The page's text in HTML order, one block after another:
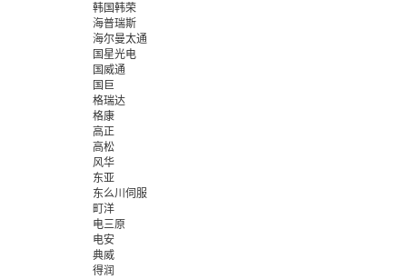
韩国韩荣
海普瑞斯
海尔曼太通
国星光电
国威通
国巨
格瑞达
格康
高正
高松
风华
东亚
东么川伺服
町洋
电三原
电安
典威
得润